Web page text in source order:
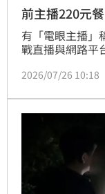
前主播220元
有「電眼主播」
戰直播與網路平
出在台北市士林
家爆發衝突。警
擇日補繳，才得
2026/07/26 10:18